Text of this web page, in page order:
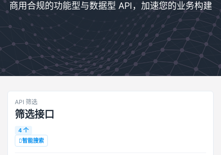
商用合规的功能型与数据型 API，加速您的业务构建
API 筛选
筛选接口
4 个
智能搜索